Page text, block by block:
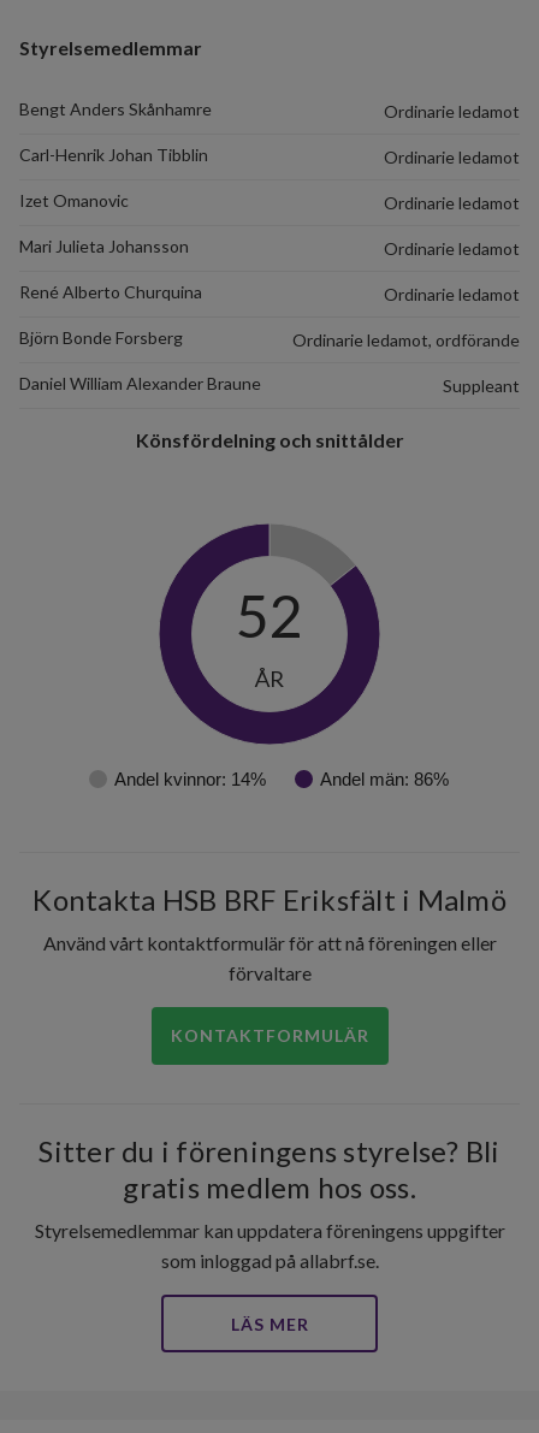
299
Styrelsemedlemmar
Bengt Anders Skånhamre Ordinarie ledamot
Carl-Henrik Johan Tibblin Ordinarie ledamot
Izet Omanovic Ordinarie ledamot
Mari Julieta Johansson Ordinarie ledamot
René Alberto Churquina Ordinarie ledamot
Björn Bonde Forsberg Ordinarie ledamot, ordförande
Daniel William Alexander Braune Suppleant
Könsfördelning och snittålder
Andel kvinnor: 14% Andel män: 86%
52
ÅR
Kontakta HSB BRF Eriksfält i Malmö
Använd vårt kontaktformulär för att nå föreningen eller
förvaltare
KONTAKTFORMULÄR
Sitter du i föreningens styrelse? Bli
gratis medlem hos oss.
Styrelsemedlemmar kan uppdatera föreningens uppgifter
som inloggad på allabrf.se.
LÄS MER